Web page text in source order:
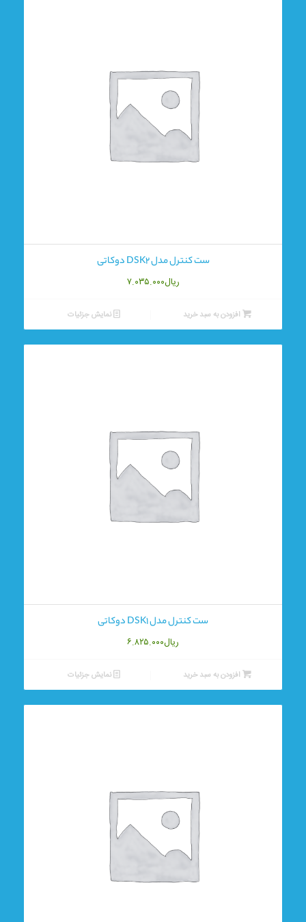
ست کنترل مدل DSK2 دوکاتی
ریال۷.۰۳۵.۰۰۰
افزودن به سبد خرید نمایش جزئیات
ست کنترل مدل DSK1 دوکاتی
ریال۶.۸۲۵.۰۰۰
افزودن به سبد خرید نمایش جزئیات